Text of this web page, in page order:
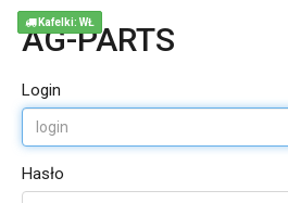
AG-PARTS
Login
Hasło
Kafelki: WŁ